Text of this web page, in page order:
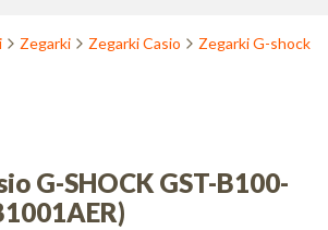
Zegarki Zegarki Casio Zegarki G-shock
G-SHOCK GST-B100-